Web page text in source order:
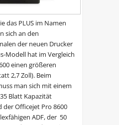
das PLUS im Namen
sich an den
der neuen Drucker
Modell hat im Vergleich
einen größeren
2,7 Zoll). Beim
man sich mit einem
Blatt Kapazität
der Officejet Pro 8600
ADF, der 50